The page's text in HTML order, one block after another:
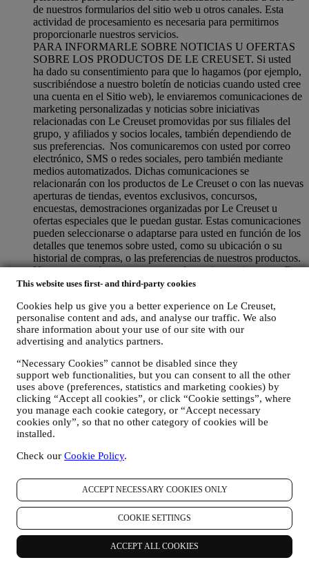
This website uses first- and third-party cookies
Cookies help us give you a better experience on Le Creuset,
personalise content and ads, and analyse our traffic. We also
share information about your use of our site with our
advertising and analytics partners.
“Necessary Cookies” cannot be disabled since they
support web functionalities, but you can consent to all the other
uses above (preferences, statistics and marketing cookies) by
clicking “Accept all cookies”, or click “Cookie settings”, where
you manage each cookie category, or “Accept necessary
cookies only”, so that no other category of cookies will be
installed.
Check our Cookie Policy.
ACCEPT NECESSARY COOKIES ONLY
COOKIE SETTINGS
ACCEPT ALL COOKIES
de nuestros formularios del sitio web u otros canales. Esta
actividad de procesamiento es necesaria para permitirnos
proporcionarle nuestros servicios.
PARA INFORMARLE SOBRE NOTICIAS U OFERTAS
SOBRE LOS PRODUCTOS DE LE CREUSET. Si usted
ha dado su consentimiento para que lo hagamos (por ejemplo,
suscribiéndose a nuestro boletín de noticias cuando usted cree
una cuenta en el Sitio web), le enviaremos comunicaciones de
marketing personalizadas y noticias sobre iniciativas
relacionadas con Le Creuset promovidas por sus filiales del
grupo, y afiliados y socios locales, también dependiendo de
sus preferencias. Nos comunicaremos con usted por correo
electrónico, SMS o redes sociales, pero también mediante
medios automatizados. Dichas comunicaciones se
relacionarán con los productos de Le Creuset o con las nuevas
aperturas de tiendas, eventos exclusivos, concursos,
encuestas, demostraciones organizadas por Le Creuset u
ofertas especiales que le puedan gustar. Estas comunicaciones
pueden seleccionarse o adaptarse para usted en función de los
detalles que tenemos sobre usted, como su ubicación o su
historial de compras, o las preferencias de nuestros productos.
Usaremos sus datos para comprender mejor sus intereses. Esto
nos permite personalizar nuestras comunicaciones para
otros efectos. También recopilamos estadísticas sobre la
apertura de correo electrónico y clics utilizando tecnologías
estándar de la industria (incluidos los píxeles de seguimiento
en los correos electrónicos) para ayudarnos a monitorizar
nuestros boletines informativos. Este procesamiento se basa
en su consentimiento para recibir comunicaciones de
marketing personalizadas de nuestra parte. La opción de
suscripción se puede ejercer en los puntos donde se recopila
información personal seleccionando la casilla de verificación
correspondiente.
comunicaciones o actualizaciones de marketing en cualquier
muestran como parte de la comunicación (por ejemplo, para darse de
baja de la newsletter puede hacer clic en el enlace para darse de baja
que aparece en la parte inferior de cada correo electrónico). En
cualquier caso, si desea poner fin a cualquiera de nuestras
actividades de marketing, envíenos un correo electrónico a
privacy@lecreuset.com
. Procesaremos su exclusión lo antes posible,
pero en algunas circunstancias puede recibir algunos mensajes más